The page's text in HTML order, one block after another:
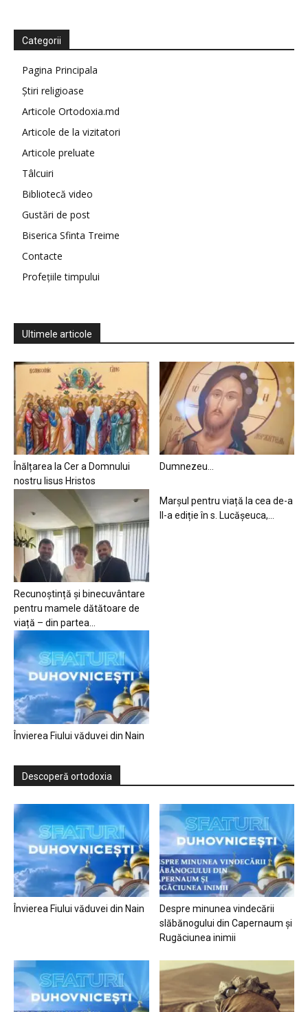
Categorii
Pagina Principala
Știri religioase
Articole Ortodoxia.md
Articole de la vizitatori
Articole preluate
Tâlcuiri
Bibliotecă video
Gustări de post
Biserica Sfinta Treime
Contacte
Profețiile timpului
Ultimele articole
Înălțarea la Cer a Domnului
nostru Iisus Hristos
Dumnezeu…
Recunoștință și binecuvântare
pentru mamele dătătoare de
viață – din partea...
Marșul pentru viață la cea de-a
II-a ediție în s. Lucășeuca,...
Învierea Fiului văduvei din Nain
Descoperă ortodoxia
Învierea Fiului văduvei din Nain
Despre minunea vindecării
slăbănogului din Capernaum și
Rugăciunea inimii